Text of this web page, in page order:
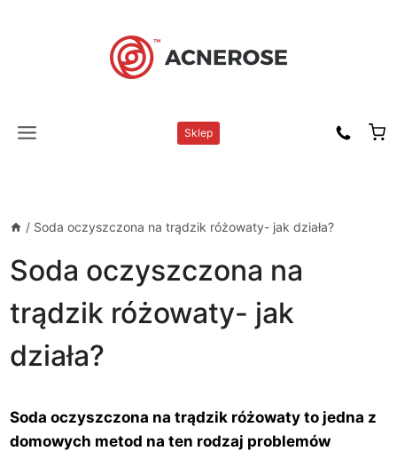
Sklep
/ Soda oczyszczona na trądzik różowaty- jak działa?
Soda oczyszczona na
trądzik różowaty- jak
działa?
Soda oczyszczona na trądzik różowaty to jedna z
domowych metod na ten rodzaj problemów